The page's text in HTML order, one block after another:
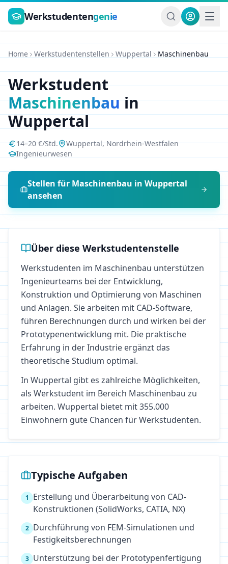
Zum Hauptinhalt springen
Werkstudentengenie
Home Werkstudentenstellen Wuppertal Maschinenbau
Werkstudent
Maschinenbauin
Wuppertal
14–20€/Std. Wuppertal,Nordrhein-Westfalen
Ingenieurwesen
Stellen für Maschinenbau inWuppertal
ansehen
Über diese Werkstudentenstelle
Werkstudenten im Maschinenbau unterstützen
Ingenieurteams bei der Entwicklung,
Konstruktion und Optimierung von Maschinen
und Anlagen. Sie arbeiten mit CAD-Software,
führen Berechnungen durch und wirken bei der
Prototypenentwicklung mit. Die praktische
Erfahrung in der Industrie ergänzt das
theoretische Studium optimal.
In Wuppertal gibt es zahlreiche Möglichkeiten,
als Werkstudent im Bereich Maschinenbau zu
arbeiten. Wuppertal bietet mit 355.000
Einwohnern gute Chancen für Werkstudenten.
Typische Aufgaben
1
Erstellung und Überarbeitung von CAD-
Konstruktionen (SolidWorks, CATIA, NX)
2 Durchführung von FEM-Simulationen und
Festigkeitsberechnungen
3 Unterstützung bei der Prototypenfertigung